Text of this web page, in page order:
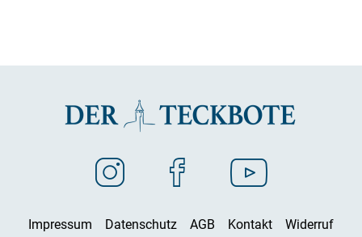
Impressum Datenschutz AGB Kontakt Widerruf